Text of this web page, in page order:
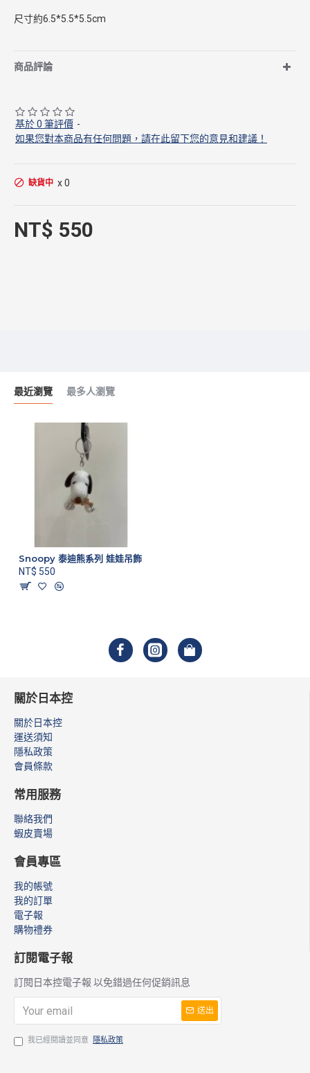
尺寸約6.5*5.5*5.5cm
商品評論
基於 0 筆評價 -
如果您對本商品有任何問題，請在此留下您的意見和建議！
NT$ 550
缺貨中 x 0
最近瀏覽 最多人瀏覽
Snoopy 泰迪熊系列 娃娃吊飾
NT$ 550
關於日本控
關於日本控
運送須知
隱私政策
會員條款
常用服務
聯絡我們
蝦皮賣場
會員專區
我的帳號
我的訂單
電子報
購物禮券
訂閱電子報
訂閱日本控電子報 以免錯過任何促銷訊息
送出
我已經閱讀並同意 隱私政策